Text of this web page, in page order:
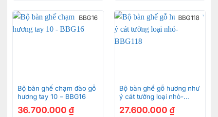
BBG16
Bộ bàn ghế chạm đào gỗ
hương tay 10 – BBG16
36.700.000 ₫
BBG118
Bộ bàn ghế gỗ hương như
ý cát tường loại nhỏ-
BBG118
27.600.000 ₫